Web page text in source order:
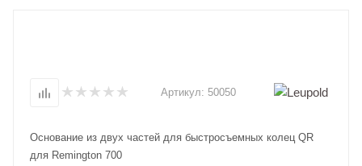
Артикул: 50050
Основание из двух частей для быстросъемных колец QR
для Remington 700